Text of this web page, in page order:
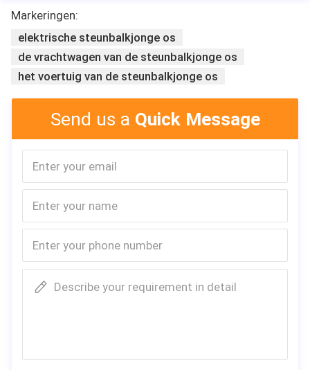
Markeringen:
elektrische steunbalkjonge os
de vrachtwagen van de steunbalkjonge os
het voertuig van de steunbalkjonge os
Send us a Quick Message
Describe your requirement in detail